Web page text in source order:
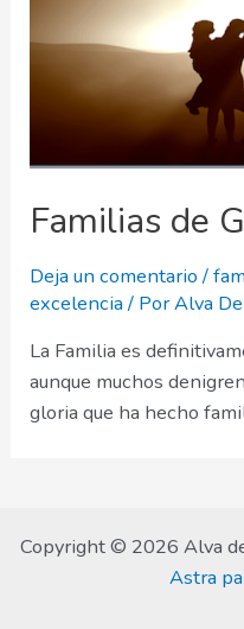
Familias de
Deja un comentario /
excelencia/ PorAlva
La Familia es
aunque muchos
gloria que ha hecho
Copyright © 2026 Alva
Astra